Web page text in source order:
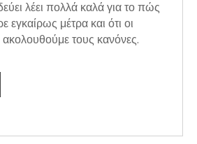
λέει πολλά καλά για το πώς
εγκαίρως μέτρα και ότι οι
ακολουθούμε τους κανόνες.